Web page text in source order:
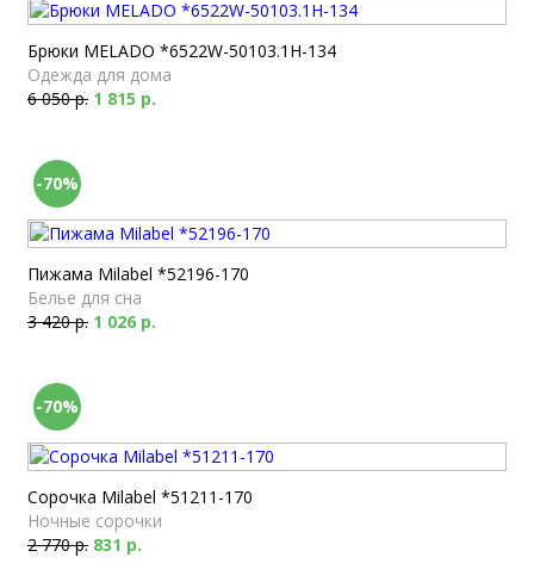
Брюки MELADO *6522W-50103.1H-134
Одежда для дома
6 050 р. 1 815 р.
-70%
Пижама Milabel *52196-170
Белье для сна
3 420 р. 1 026 р.
-70%
Сорочка Milabel *51211-170
Ночные сорочки
2 770 р. 831 р.